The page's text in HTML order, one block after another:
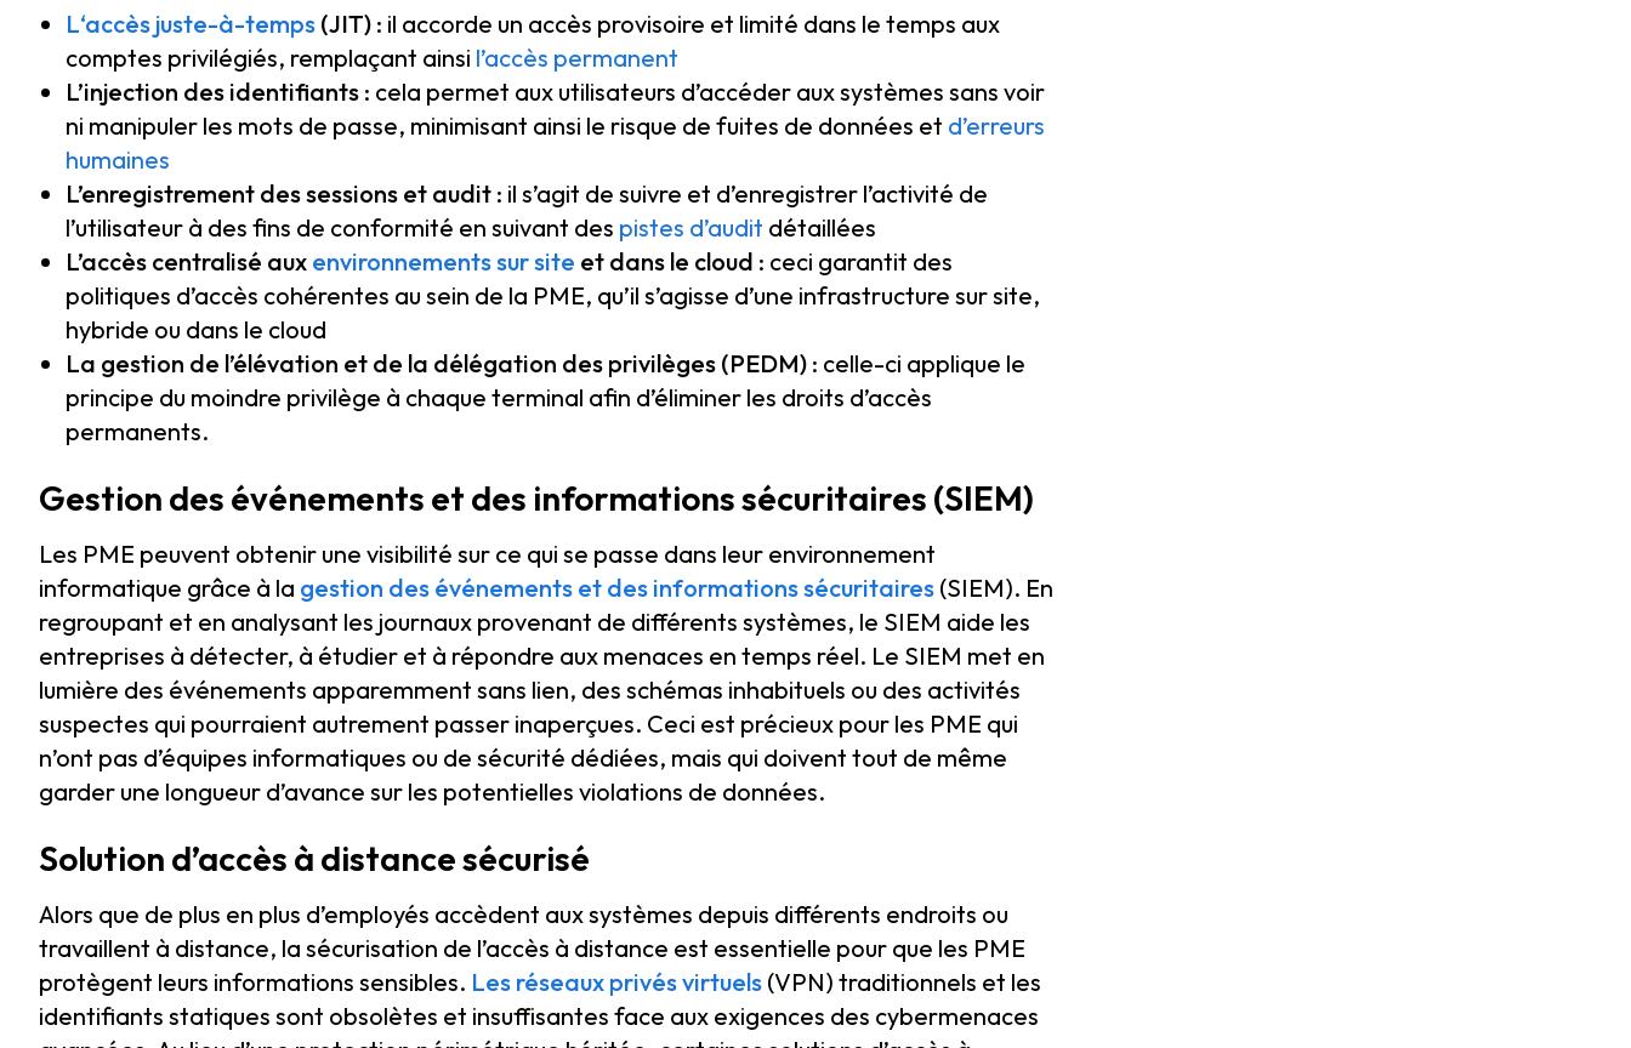
L‘accès juste-à-temps (JIT) : il accorde un accès provisoire et limité dans le temps aux
comptes privilégiés, remplaçant ainsi l’accès permanent
L’injection des identifiants : cela permet aux utilisateurs d’accéder aux systèmes sans voir
ni manipuler les mots de passe, minimisant ainsi le risque de fuites de données et d’erreurs
humaines
L’enregistrement des sessions et audit : il s’agit de suivre et d’enregistrer l’activité de
l’utilisateur à des fins de conformité en suivant des pistes d’audit détaillées
L’accès centralisé aux environnements sur site et dans le cloud : ceci garantit des
politiques d’accès cohérentes au sein de la PME, qu’il s’agisse d’une infrastructure sur site,
hybride ou dans le cloud
La gestion de l’élévation et de la délégation des privilèges (PEDM) : celle-ci applique le
principe du moindre privilège à chaque terminal afin d’éliminer les droits d’accès
permanents.
Gestion des événements et des informations sécuritaires (SIEM)
Les PME peuvent obtenir une visibilité sur ce qui se passe dans leur environnement
informatique grâce à la gestion des événements et des informations sécuritaires (SIEM). En
regroupant et en analysant les journaux provenant de différents systèmes, le SIEM aide les
entreprises à détecter, à étudier et à répondre aux menaces en temps réel. Le SIEM met en
lumière des événements apparemment sans lien, des schémas inhabituels ou des activités
suspectes qui pourraient autrement passer inaperçues. Ceci est précieux pour les PME qui
n’ont pas d’équipes informatiques ou de sécurité dédiées, mais qui doivent tout de même
garder une longueur d’avance sur les potentielles violations de données.
Solution d’accès à distance sécurisé
Alors que de plus en plus d’employés accèdent aux systèmes depuis différents endroits ou
travaillent à distance, la sécurisation de l’accès à distance est essentielle pour que les PME
protègent leurs informations sensibles. Les réseaux privés virtuels (VPN) traditionnels et les
identifiants statiques sont obsolètes et insuffisantes face aux exigences des cybermenaces